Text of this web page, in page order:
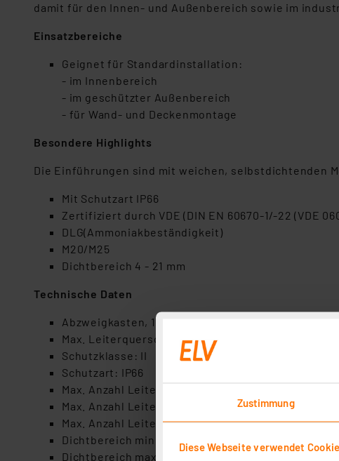
Zustimmung
Diese Webseite verwendet
damit für den Innen- und Außenbereich sowie im
Einsatzbereiche
Geignet für Standardinstallation:
- im Innenbereich
- im geschützter Außenbereich
- für Wand- und Deckenmontage
Besondere Highlights
Die Einführungen sind mit weichen, selbstdichtenden
Mit Schutzart IP66
Zertifiziert durch VDE (DIN EN 60670-1/-22 (VDE
DLG(Ammoniakbeständigkeit)
M20/M25
Dichtbereich 4 - 21 mm
Technische Daten
Abzweigkasten, 102 x 102 x 57 mm
Max. Leiterquerschnitt: 4 mm²
Schutzklasse: II
Schutzart: IP66
Max. Anzahl Leiter bei 1,5²: 30
Max. Anzahl Leiter bei 2,5²: 24
Max. Anzahl Leiter bei 4²: 20
Dichtbereich min: 4 mm
Dichtbereich max: 21 mm